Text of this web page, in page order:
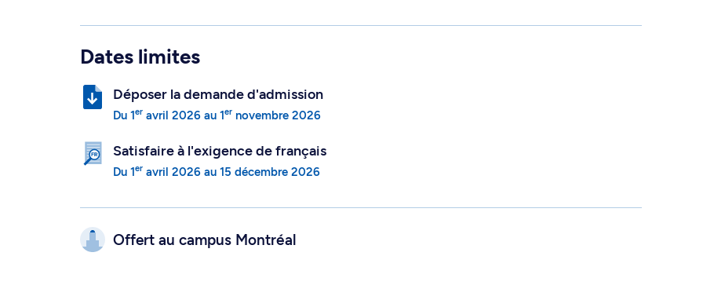
Dates limites
Déposer la demande d'admission
Du 1er avril 2026 au 1er novembre 2026
Satisfaire à l'exigence de français
Du 1er avril 2026 au 15 décembre 2026
Offert au campus Montréal